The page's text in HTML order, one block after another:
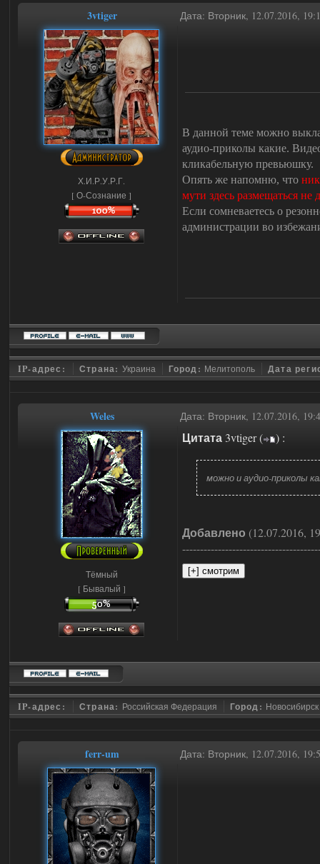
3vtiger Дата: Вторник, 12.07.2016,
Х.И.Р.У.Р.Г.
[ О-Сознание ]
В данной теме можно
аудио-приколы какие.
кликабельную превьюшку.
Опять же напомню, что
мути здесь размещаться
Если сомневаетесь о
администрации во
IP-адрес: Страна: Украина Город: Мелитополь Дата
Weles Дата: Вторник, 12.07.2016,
Тёмный
[ Бывалый ]
Цитата 3vtiger( ) :
можно и аудио-приколы
Добавлено (12.07.2016,
IP-адрес: Страна: Российская Федерация Город: Новосибирск
ferr-um Дата: Вторник, 12.07.2016,